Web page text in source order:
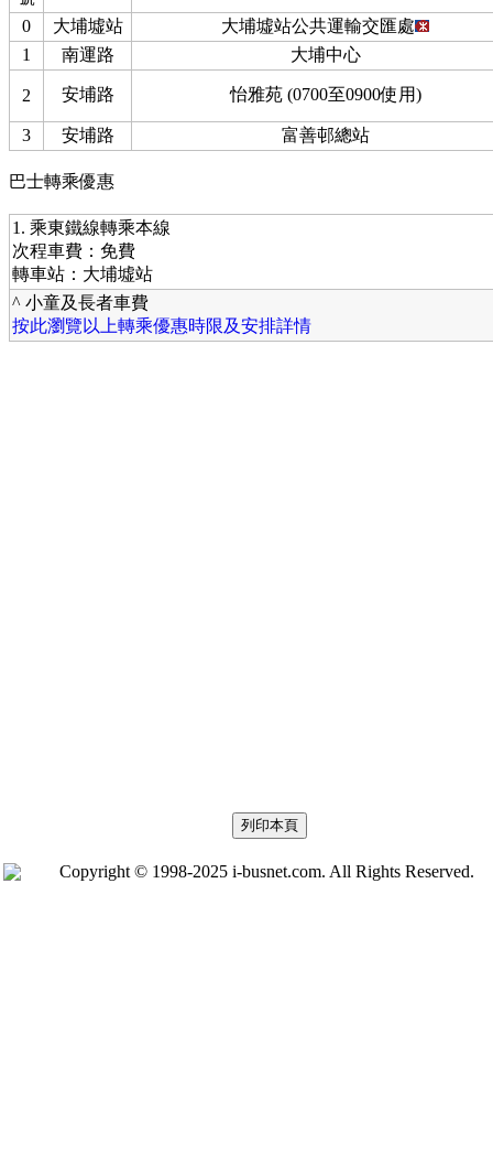
0 大埔墟站
大埔墟站公共運輸交匯處
1
南運路 大埔中心
2 安埔路 怡雅苑 (0700至0900使用)
3 安埔路 富善邨總站
巴士轉乘優惠
1. 乘東鐵線轉乘本線
次程車費：免費
轉車站：大埔墟站
^ 小童及長者車費
按此瀏覽以上轉乘優惠時限及安排詳情
Copyright © 1998-2025 i-busnet.com. All Rights Reserved.